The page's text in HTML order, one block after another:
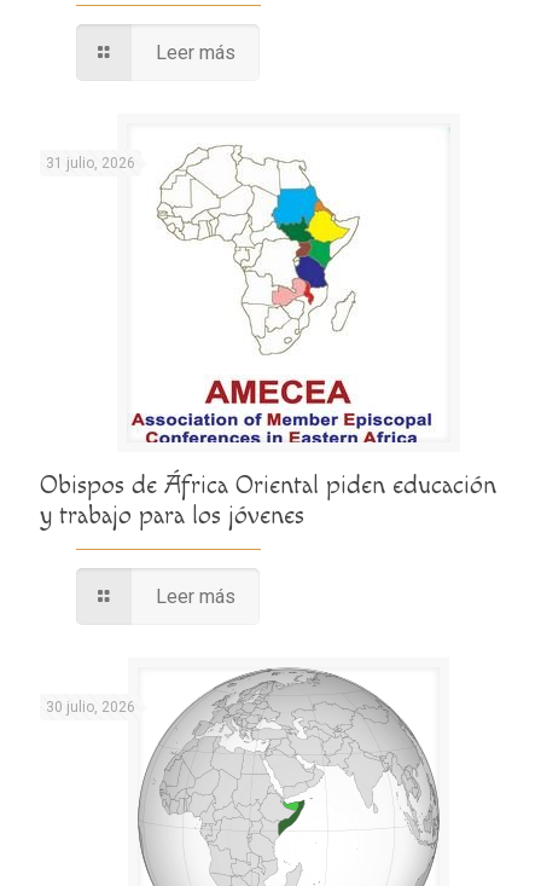
Leer más
31 julio, 2026
Obispos de África Oriental piden educación
y trabajo para los jóvenes
Leer más
30 julio, 2026